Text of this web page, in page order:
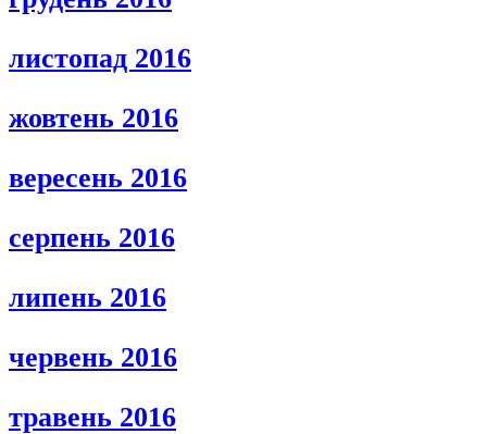
листопад 2016
жовтень 2016
вересень 2016
серпень 2016
липень 2016
червень 2016
травень 2016